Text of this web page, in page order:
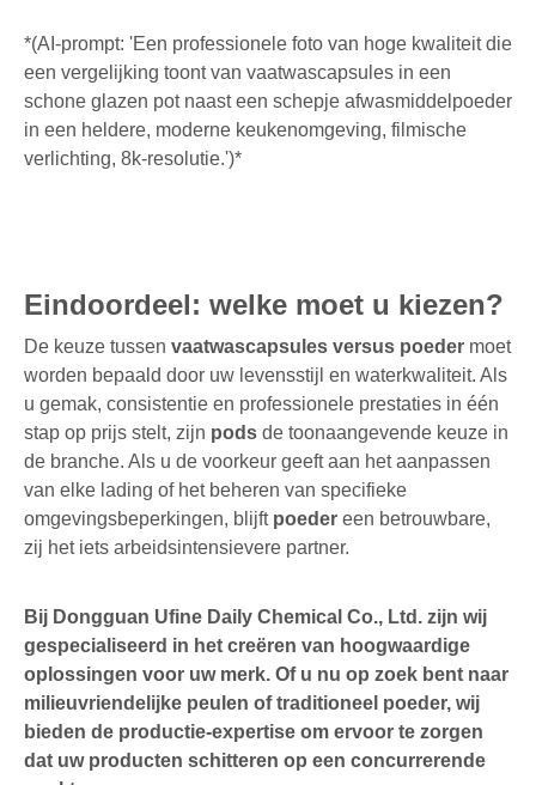
*(AI-prompt: 'Een professionele foto van hoge kwaliteit die
een vergelijking toont van vaatwascapsules in een
schone glazen pot naast een schepje afwasmiddelpoeder
in een heldere, moderne keukenomgeving, filmische
verlichting, 8k-resolutie.')*
Eindoordeel: welke moet u kiezen?
De keuze tussen vaatwascapsules versus poeder moet
worden bepaald door uw levensstijl en waterkwaliteit. Als
u gemak, consistentie en professionele prestaties in één
stap op prijs stelt, zijn pods de toonaangevende keuze in
de branche. Als u de voorkeur geeft aan het aanpassen
van elke lading of het beheren van specifieke
omgevingsbeperkingen, blijft poeder een betrouwbare,
zij het iets arbeidsintensievere partner.
Bij Dongguan Ufine Daily Chemical Co., Ltd. zijn wij
gespecialiseerd in het creëren van hoogwaardige
oplossingen voor uw merk. Of u nu op zoek bent naar
milieuvriendelijke peulen of traditioneel poeder, wij
bieden de productie-expertise om ervoor te zorgen
dat uw producten schitteren op een concurrerende